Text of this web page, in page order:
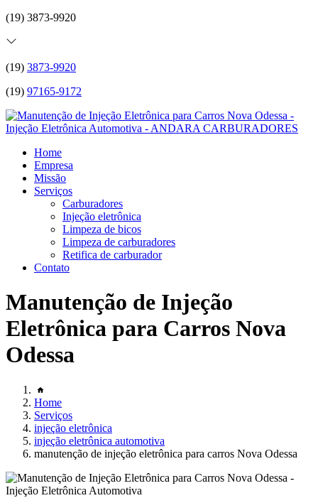
(19) 3873-9920
(19) 3873-9920
(19) 97165-9172
Home
Empresa
Missão
Serviços
Carburadores
Injeção eletrônica
Limpeza de bicos
Limpeza de carburadores
Retifica de carburador
Contato
Manutenção de Injeção
Eletrônica para Carros Nova
Odessa
Home
Serviços
injeção eletrônica
injeção eletrônica automotiva
manutenção de injeção eletrônica para carros Nova Odessa